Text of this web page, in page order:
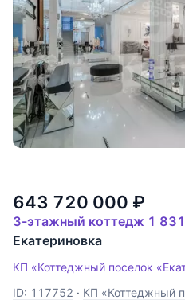
643 720 000 ₽
3-этажный коттедж 1 831
Екатериновка
КП «Коттеджный поселок
ID: 117752 · КП «Коттеджный